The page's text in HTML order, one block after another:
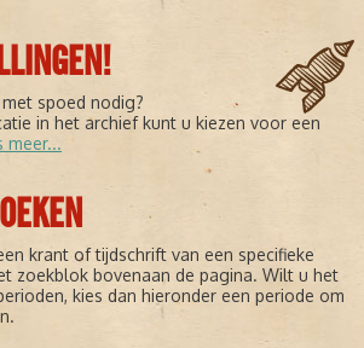
spoed nodig?
in het archief kunt u kiezen voor een
meer...
krant of tijdschrift van een specifieke
zoekblok bovenaan de pagina. Wilt u het
kies dan hieronder een periode om